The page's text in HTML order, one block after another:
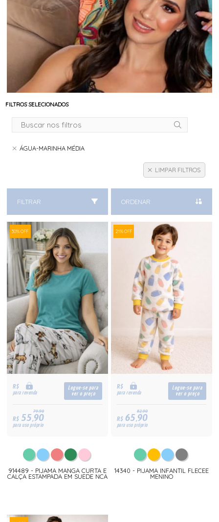
FILTROS SELECIONADOS
ÁGUA-MARINHA MÉDIA
LIMPAR FILTROS
FILTRAR ORDENAR
30% OFF
R$
para revenda
Logue-se para
ver o preço
79,90
R$55,90
para uso próprio
914489 - PIJAMA MANGA CURTA E
CALÇA ESTAMPADA EM SUEDE NCA
21% OFF
R$
para revenda
Logue-se para
ver o preço
82,90
R$65,90
para uso próprio
14340 - PIJAMA INFANTIL FLECEE
MENINO